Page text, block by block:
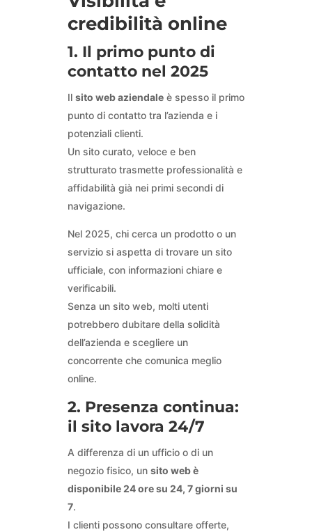
credibilità online
1. Il primo punto di
contatto nel 2025
Il sito web aziendaleè spesso il primo
punto di contatto tra l’azienda e i
potenziali clienti.
Un sito curato, veloce e ben
strutturato trasmette professionalità e
affidabilità già nei primi secondi di
navigazione.
Nel 2025, chi cerca un prodotto o un
servizio si aspetta di trovare un sito
ufficiale, con informazioni chiare e
verificabili.
Senza un sito web, molti utenti
potrebbero dubitare della solidità
dell’azienda e scegliere un
concorrente che comunica meglio
online.
2. Presenza continua:
il sito lavora 24/7
A differenza di un ufficio o di un
negozio fisico, un sito web è
disponibile 24 ore su 24, 7 giorni su
7.
I clienti possono consultare offerte,